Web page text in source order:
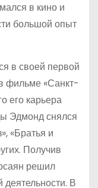
в кино и
большой опыт
в своей первой
фильме «Санкт-
его карьера
Эдмонд снялся
«Братья и
Получив
решил
деятельности. В